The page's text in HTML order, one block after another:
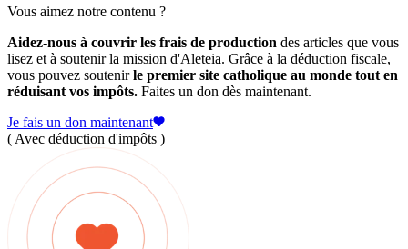
Vous aimez notre contenu ?
Aidez-nous à couvrir les frais de production des articles que vous
lisez et à soutenir la mission d'Aleteia. Grâce à la déduction fiscale,
vous pouvez soutenirle premier site catholique au monde tout en
réduisant vos impôts. Faites un don dès maintenant.
Je fais un don maintenant
( Avec déduction d'impôts )